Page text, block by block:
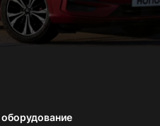
оборудование